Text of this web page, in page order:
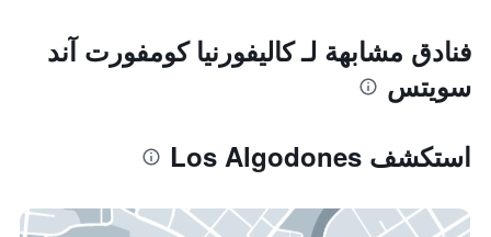
فنادق مشابهة لـ كاليفورنيا كومفورت آند
سويتس
استكشف Los Algodones